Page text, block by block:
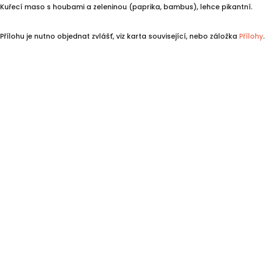
Kuřecí maso s houbami a zeleninou (paprika, bambus), lehce pikantní.
Přílohu je nutno objednat zvlášť, viz karta související, nebo záložka Přílohy.